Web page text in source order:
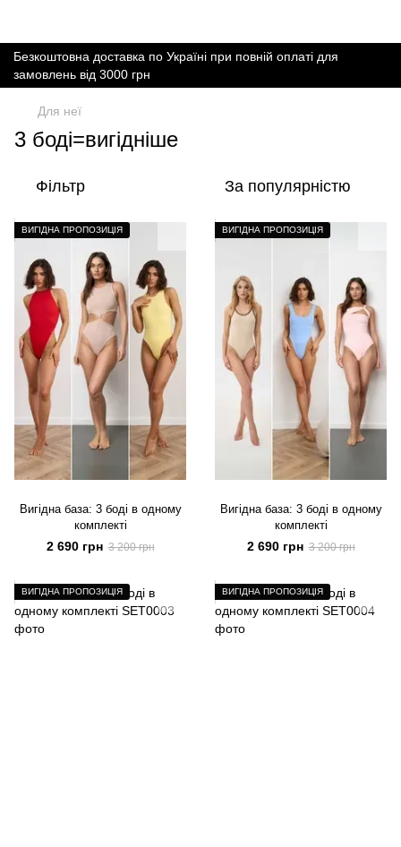
Безкоштовна доставка по Україні при повній оплаті для
замовлень від 3000 грн
Для неї
3 боді=вигідніше
Фільтр За популярністю
ВИГІДНА ПРОПОЗИЦІЯ
Вигідна база: 3 боді в одному
комплекті
2 690 грн 3 200 грн
ВИГІДНА ПРОПОЗИЦІЯ
Вигідна база: 3 боді в одному
комплекті
2 690 грн 3 200 грн
ВИГІДНА ПРОПОЗИЦІЯ ВИГІДНА ПРОПОЗИЦІЯ